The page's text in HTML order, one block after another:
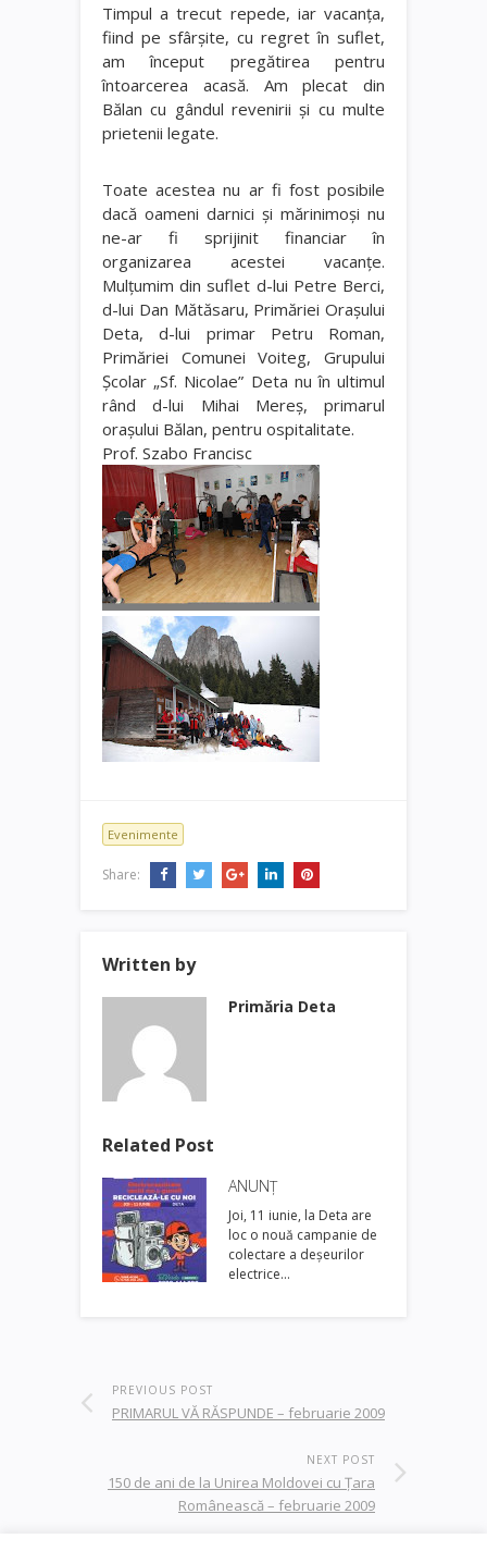
Timpul a trecut repede, iar vacanţa,
fiind pe sfârşite, cu regret în suflet,
am început pregătirea pentru
întoarcerea acasă. Am plecat din
Bălan cu gândul revenirii şi cu multe
prietenii legate.
Toate acestea nu ar fi fost posibile
dacă oameni darnici şi mărinimoşi nu
ne-ar fi sprijinit financiar în
organizarea acestei vacanţe.
Mulţumim din suflet d-lui Petre Berci,
d-lui Dan Mătăsaru, Primăriei Oraşului
Deta, d-lui primar Petru Roman,
Primăriei Comunei Voiteg, Grupului
Şcolar „Sf. Nicolae” Deta nu în ultimul
rând d-lui Mihai Mereş, primarul
oraşului Bălan, pentru ospitalitate.
Prof. Szabo Francisc
Evenimente
Share:
Written by
Primăria Deta
Related Post
ANUNȚ
Joi, 11 iunie, la Deta are
loc o nouă campanie de
colectare a deșeurilor
electrice…
PREVIOUS POST
PRIMARUL VĂ RĂSPUNDE – februarie 2009
NEXT POST
150 de ani de la Unirea Moldovei cu Ţara
Românească – februarie 2009